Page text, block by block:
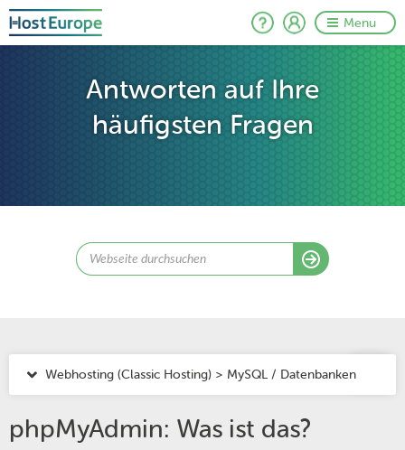
Menu
Antworten auf Ihre
häufigsten Fragen
Webhosting (Classic Hosting) > MySQL / Datenbanken
phpMyAdmin: Was ist das?